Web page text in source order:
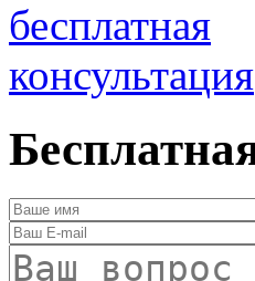
бесплатная
консультация